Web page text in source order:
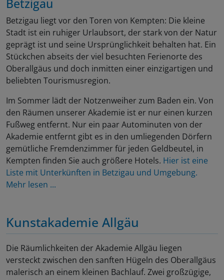
Betzigau
Betzigau liegt vor den Toren von Kempten: Die kleine
Stadt ist ein ruhiger Urlaubsort, der stark von der Natur
geprägt ist und seine Ursprünglichkeit behalten hat. Ein
Stückchen abseits der viel besuchten Ferienorte des
Oberallgäus und doch inmitten einer einzigartigen und
beliebten Tourismusregion.
Im Sommer lädt der Notzenweiher zum Baden ein. Von
den Räumen unserer Akademie ist er nur einen kurzen
Fußweg entfernt. Nur ein paar Autominuten von der
Akademie entfernt gibt es in den umliegenden Dörfern
gemütliche Fremdenzimmer für jeden Geldbeutel, in
Kempten finden Sie auch größere Hotels. Hier ist eine
Liste mit Unterkünften in Betzigau und Umgebung.
Mehr lesen ...
Kunstakademie Allgäu
Die Räumlichkeiten der Akademie Allgäu liegen
versteckt zwischen den sanften Hügeln des Oberallgäus
malerisch an einem kleinen Bachlauf. Zwei großzügige,